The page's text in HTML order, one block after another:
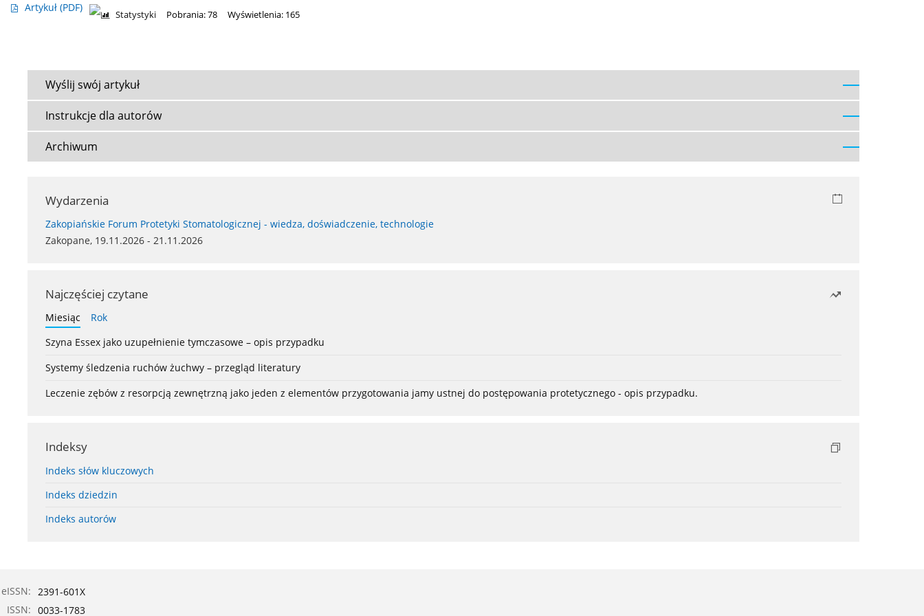
Artykuł (PDF)
Statystyki Pobrania: 78 Wyświetlenia: 165
Wyślij swój artykuł
Instrukcje dla autorów
Archiwum
Wydarzenia
Zakopiańskie Forum Protetyki Stomatologicznej - wiedza, doświadczenie, technologie
Zakopane, 19.11.2026 - 21.11.2026
Najczęściej czytane
Miesiąc
Rok
Szyna Essex jako uzupełnienie tymczasowe – opis przypadku
Systemy śledzenia ruchów żuchwy – przegląd literatury
Leczenie zębów z resorpcją zewnętrzną jako jeden z elementów przygotowania jamy ustnej do postępowania protetycznego - opis przypadku.
Indeksy
Indeks słów kluczowych
Indeks dziedzin
Indeks autorów
eISSN: 2391-601X
ISSN: 0033-1783